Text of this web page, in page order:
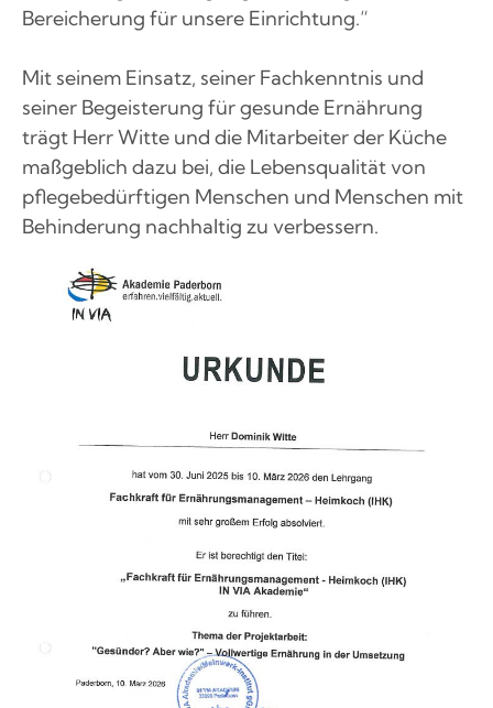
Bereicherung für unsere Einrichtung.“
Mit seinem Einsatz, seiner Fachkenntnis und
seiner Begeisterung für gesunde Ernährung
trägt Herr Witte und die Mitarbeiter der Küche
maßgeblich dazu bei, die Lebensqualität von
pflegebedürftigen Menschen und Menschen mit
Behinderung nachhaltig zu verbessern.